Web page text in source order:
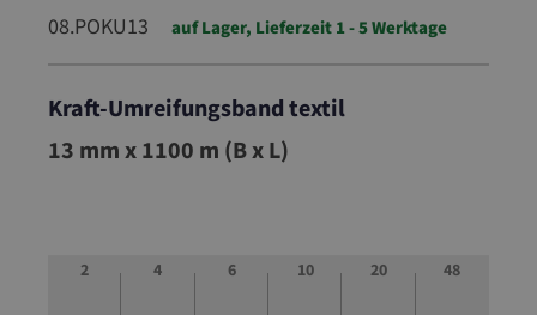
08.POKU13 auf Lager, Lieferzeit 1 - 5 Werktage
Kraft-Umreifungsband textil
08.POKU13
13 mm x 1100 m (B x L)
2 4 6 10 20 48